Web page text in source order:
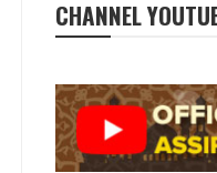
CHANNEL